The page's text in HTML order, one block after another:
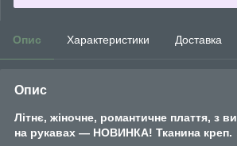
Опис Характеристики Доставка
Опис
Літнє, жіночне, романтичне плаття, з
на рукавах — НОВИНКА! Тканина креп.